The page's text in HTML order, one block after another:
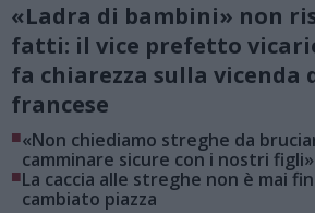
«Ladra di bambini» non
fatti: il vice prefetto
fa chiarezza sulla vicenda
francese
■«Non chiediamo streghe da
camminare sicure con i nostri figli»
■La caccia alle streghe non è mai
cambiato piazza